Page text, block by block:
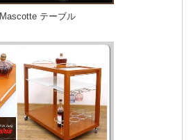
Mascotte テーブル